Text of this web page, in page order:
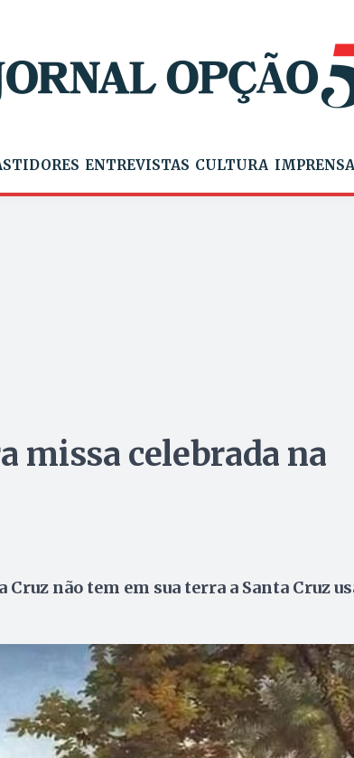
ENTREVISTAS CULTURA IMPRENSA
missa celebrada na
não tem em sua terra a Santa Cruz